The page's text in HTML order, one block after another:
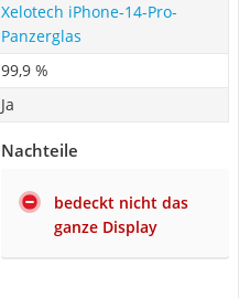
Xelotech iPhone-14-Pro-
Panzerglas
99,9 %
Ja
Nachteile
bedeckt nicht das
ganze Display